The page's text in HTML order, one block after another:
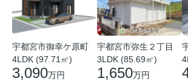
宇都宮市御幸ケ原町
4LDK (97.71㎡)
3,090万円
宇都宮市弥生２丁目
3LDK (85.69㎡)
1,650万円